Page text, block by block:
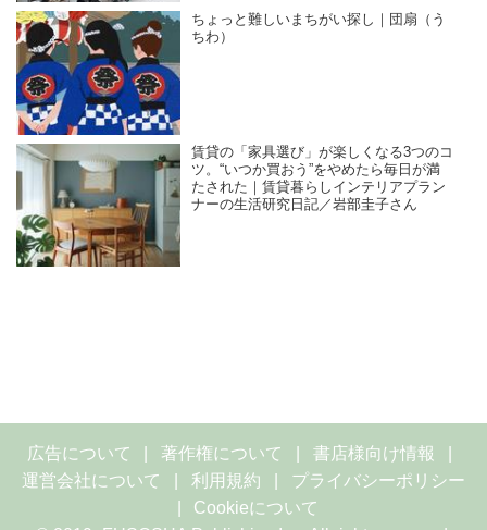
ちょっと難しいまちがい探し｜団扇（う
ちわ）
賃貸の「家具選び」が楽しくなる3つのコ
ツ。“いつか買おう”をやめたら毎日が満
たされた｜賃貸暮らしインテリアプラン
ナーの生活研究日記／岩部圭子さん
広告について 著作権について
書店様向け情報
運営会社について
利用規約
プライバシーポリシー
Cookieについて